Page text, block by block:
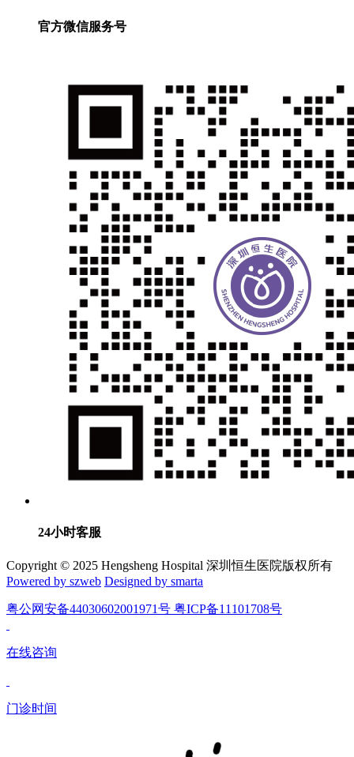
官方微信服务号
24小时客服
Copyright © 2025 Hengsheng Hospital 深圳恒生医院版权所有
Powered by szweb Designed by smarta
粤公网安备44030602001971号 粤ICP备11101708号
在线咨询
门诊时间